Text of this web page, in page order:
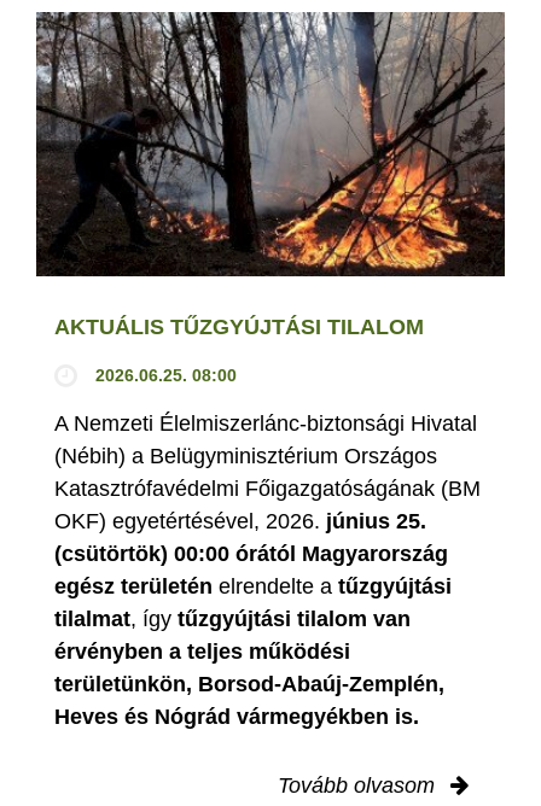
AKTUÁLIS TŰZGYÚJTÁSI TILALOM
2026.06.25. 08:00
A Nemzeti Élelmiszerlánc-biztonsági Hivatal
(Nébih) a Belügyminisztérium Országos
Katasztrófavédelmi Főigazgatóságának (BM
OKF) egyetértésével, 2026. június 25.
(csütörtök) 00:00 órától Magyarország
egész területén elrendelte a tűzgyújtási
tilalmat, így tűzgyújtási tilalom van
érvényben a teljes működési
területünkön, Borsod-Abaúj-Zemplén,
Heves és Nógrád vármegyékben is.
Tovább olvasom